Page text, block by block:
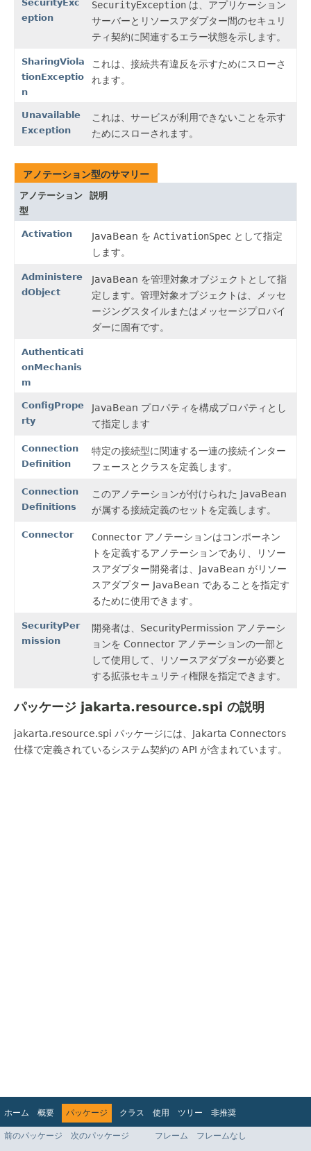
SecurityExc
eption
SecurityException は、アプリケーション
サーバーとリソースアダプター間のセキュリ
ティ契約に関連するエラー状態を示します。
SharingViola
tionExceptio
n
これは、接続共有違反を示すためにスローさ
れます。
Unavailable
Exception
これは、サービスが利用できないことを示す
ためにスローされます。
アノテーション型のサマリー
アノテーション
型
説明
Activation JavaBean を ActivationSpec として指定
します。
Administere
dObject
JavaBean を管理対象オブジェクトとして指
定します。管理対象オブジェクトは、メッセ
ージングスタイルまたはメッセージプロバイ
ダーに固有です。
Authenticati
onMechanis
m
ConfigPrope
rty
JavaBean プロパティを構成プロパティとし
て指定します
Connection
Definition
特定の接続型に関連する一連の接続インター
フェースとクラスを定義します。
Connection
Definitions
このアノテーションが付けられた JavaBean
が属する接続定義のセットを定義します。
Connector Connector アノテーションはコンポーネン
トを定義するアノテーションであり、リソー
スアダプター開発者は、JavaBean がリソー
スアダプター JavaBean であることを指定す
るために使用できます。
SecurityPer
mission
開発者は、SecurityPermission アノテーシ
ョンを Connector アノテーションの一部と
して使用して、リソースアダプターが必要と
する拡張セキュリティ権限を指定できます。
パッケージ jakarta.resource.spi の説明
jakarta.resource.spi パッケージには、Jakarta Connectors
仕様で定義されているシステム契約の API が含まれています。
ホーム 概要 パッケージ クラス 使用 ツリー
非推奨
インデックス
ヘルプ
前のパッケージ 次のパッケージ フレーム
フレームなし